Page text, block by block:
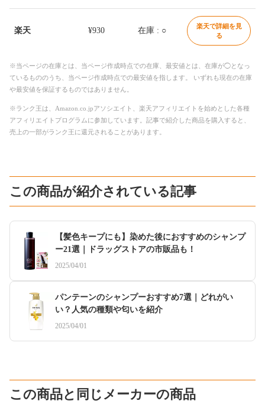
楽天 ¥930 在庫 : ○
楽天で詳細を見
る
※当ページの在庫とは、当ページ作成時点での在庫、最安値とは、在庫が◯となっ
ているもののうち、当ページ作成時点での最安値を指します。 いずれも現在の在庫
や最安値を保証するものではありません。
※ランク王は、Amazon.co.jpアソシエイト、楽天アフィリエイトを始めとした各種
アフィリエイトプログラムに参加しています。記事で紹介した商品を購入すると、
売上の一部がランク王に還元されることがあります。
この商品が紹介されている記事
【髪色キープにも】染めた後におすすめのシャンプ
ー21選｜ドラッグストアの市販品も！
2025/04/01
パンテーンのシャンプーおすすめ7選｜どれがい
い？人気の種類や匂いを紹介
2025/04/01
この商品と同じメーカーの商品